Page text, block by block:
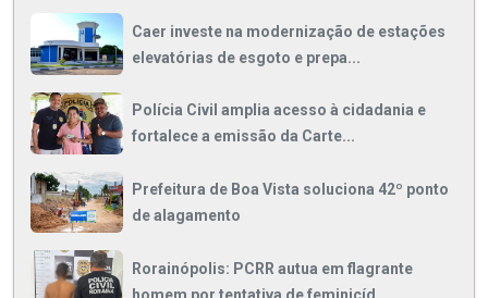
Caer investe na modernização de estações
elevatórias de esgoto e prepa...
Polícia Civil amplia acesso à cidadania e
fortalece a emissão da Carte...
Prefeitura de Boa Vista soluciona 42º ponto
de alagamento
Rorainópolis: PCRR autua em flagrante
homem por tentativa de feminicíd...